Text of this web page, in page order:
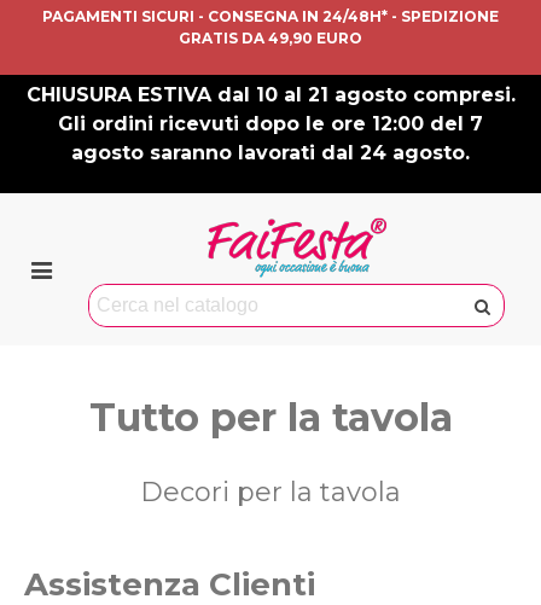
PAGAMENTI SICURI - CONSEGNA IN 24/48H* - SPEDIZIONE
GRATIS DA 49,90 EURO
CHIUSURA ESTIVA dal 10 al 21 agosto compresi.
Gli ordini ricevuti dopo le ore 12:00 del 7
agosto saranno lavorati dal 24 agosto.
Tutto per la tavola
Decori per la tavola
Assistenza Clienti